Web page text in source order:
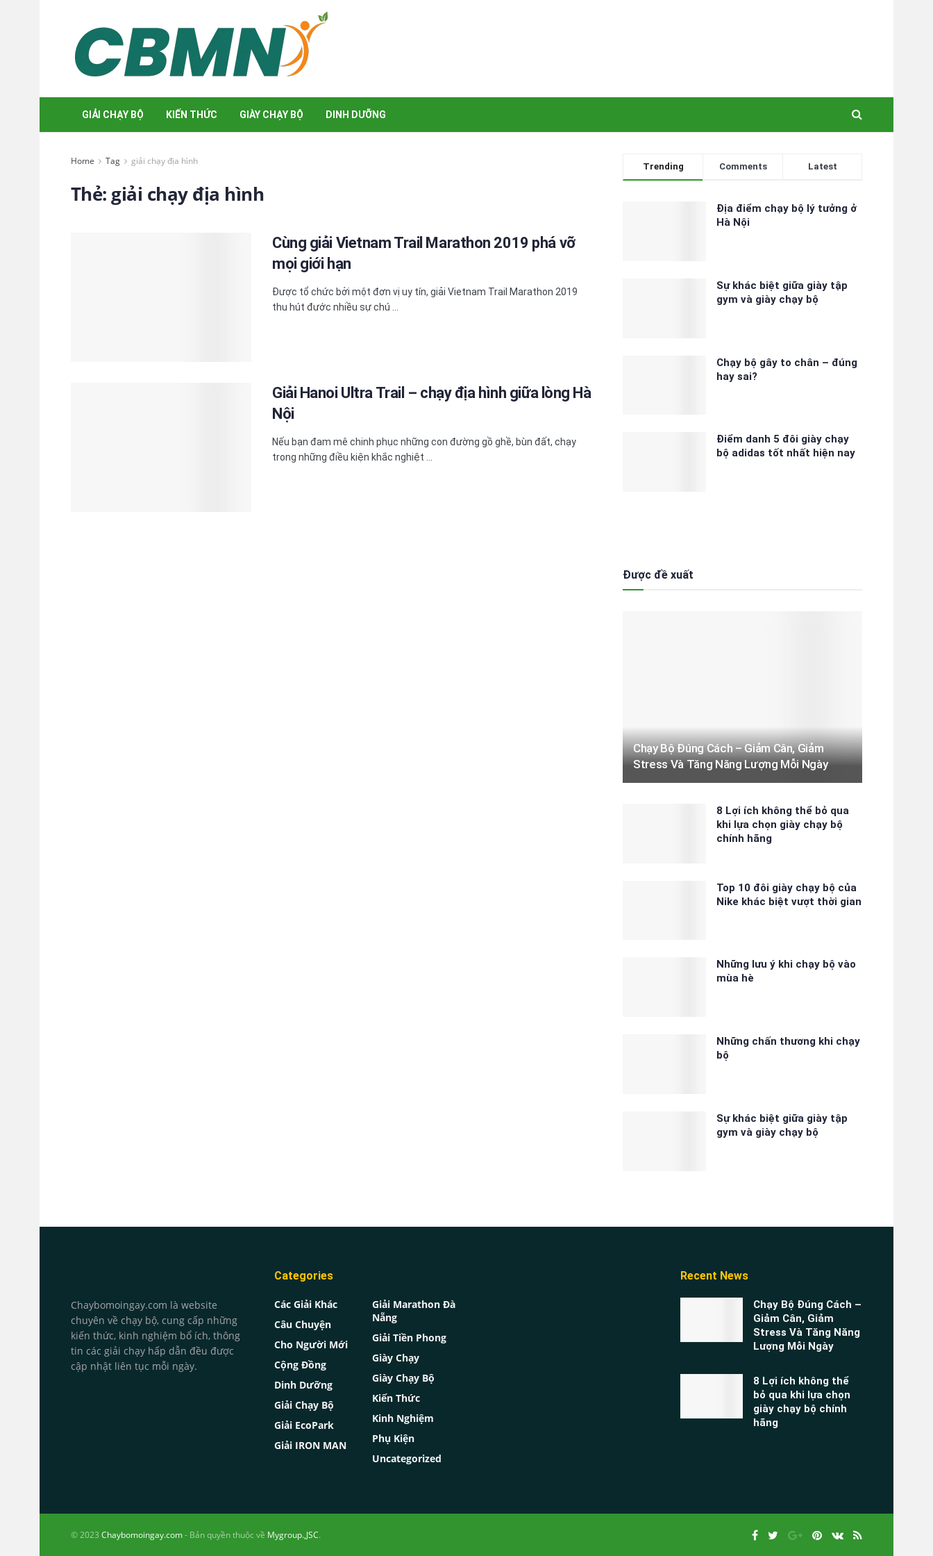
GIẢI CHẠY BỘ KIẾN THỨC GIÀY CHẠY BỘ DINH DƯỠNG
Home Tag giải chạy địa hình
Thẻ: giải chạy địa hình
Cùng giải Vietnam Trail Marathon 2019 phá vỡ
mọi giới hạn
Được tổ chức bởi một đơn vị uy tín, giải Vietnam Trail Marathon 2019
thu hút đước nhiều sự chú ...
Giải Hanoi Ultra Trail – chạy địa hình giữa lòng Hà
Nội
Nếu bạn đam mê chinh phục những con đường gồ ghề, bùn đất, chạy
trong những điều kiện khắc nghiệt ...
Trending Comments Latest
Địa điểm chạy bộ lý tưởng ở
Hà Nội
Sự khác biệt giữa giày tập
gym và giày chạy bộ
Chạy bộ gây to chân – đúng
hay sai?
Điểm danh 5 đôi giày chạy
bộ adidas tốt nhất hiện nay
Được đề xuất
Chạy Bộ Đúng Cách – Giảm Cân, Giảm
Stress Và Tăng Năng Lượng Mỗi Ngày
8 Lợi ích không thể bỏ qua
khi lựa chọn giày chạy bộ
chính hãng
Top 10 đôi giày chạy bộ của
Nike khác biệt vượt thời gian
Những lưu ý khi chạy bộ vào
mùa hè
Những chấn thương khi chạy
bộ
Sự khác biệt giữa giày tập
gym và giày chạy bộ
Chaybomoingay.com là website
chuyên về chạy bộ, cung cấp những
kiến thức, kinh nghiệm bổ ích, thông
tin các giải chạy hấp dẫn đều được
cập nhật liên tục mỗi ngày.
Categories
Các Giải Khác
Câu Chuyện
Cho Người Mới
Cộng Đồng
Dinh Dưỡng
Giải Chạy Bộ
Giải EcoPark
Giải IRON MAN
Giải Marathon Đà
Nẵng
Giải Tiền Phong
Giày Chạy
Giày Chạy Bộ
Kiến Thức
Kinh Nghiệm
Phụ Kiện
Uncategorized
Recent News
Chạy Bộ Đúng Cách –
Giảm Cân, Giảm
Stress Và Tăng Năng
Lượng Mỗi Ngày
8 Lợi ích không thể
bỏ qua khi lựa chọn
giày chạy bộ chính
hãng
© 2023 Chaybomoingay.com- Bản quyền thuộc về Mygroup.,JSC.